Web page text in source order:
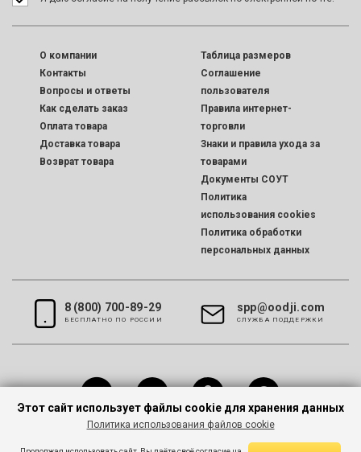
O компании
Контакты
Вопросы и ответы
Как сделать заказ
Оплата товара
Доставка товара
Возврат товара
Таблица размеров
Соглашение
пользователя
Правила интернет-
торговли
Знаки и правила ухода за
товарами
Документы СОУТ
Политика
использования cookies
Политика обработки
персональных данных
8 (800) 700-89-29
БЕСПЛАТНО ПО РОССИИ
spp@oodji.com
CЛУЖБА ПОДДЕРЖКИ
Этот сайт использует файлы cookie для хранения данных
Политика использования файлов cookie